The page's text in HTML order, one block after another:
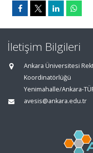
İletişim Bilgileri
Ankara Üniversitesi
Koordinatörlüğü
Yenimahalle/Ankara-
avesis@ankara.edu.tr